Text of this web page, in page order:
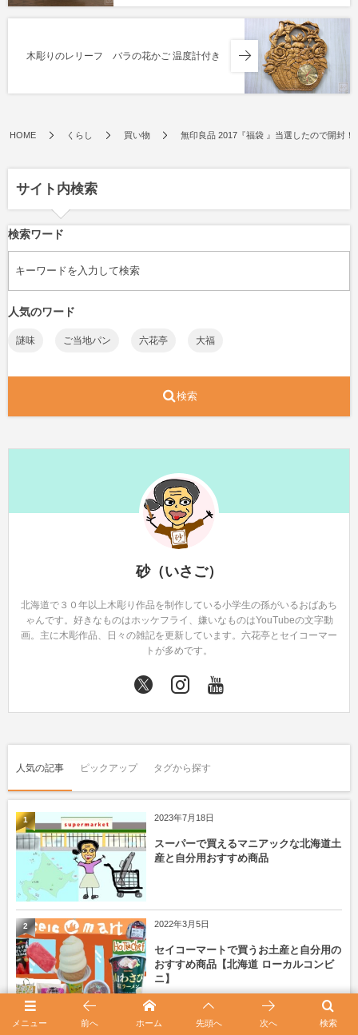
木彫りのレリーフ バラの花かご 温度計付き
HOME くらし 買い物 無印良品 2017『福袋 』当選したので開封！
サイト内検索
検索ワード
人気のワード
謎味 ご当地パン 六花亭 大福
検索
砂（いさご）
北海道で３０年以上木彫り作品を制作している小学生の孫がいるおばあち
ゃんです。好きなものはホッケフライ、嫌いなものはYouTubeの文字動
画。主に木彫作品、日々の雑記を更新しています。六花亭とセイコーマー
トが多めです。
人気の記事 ピックアップ タグから探す
2023年7月18日
スーパーで買えるマニアックな北海道土
産と自分用おすすめ商品
1
2022年3月5日
セイコーマートで買うお土産と自分用の
おすすめ商品【北海道 ローカルコンビ
ニ】
2
2024年10月2日
メニュー 検索
前へ ホーム 先頭へ 次へ